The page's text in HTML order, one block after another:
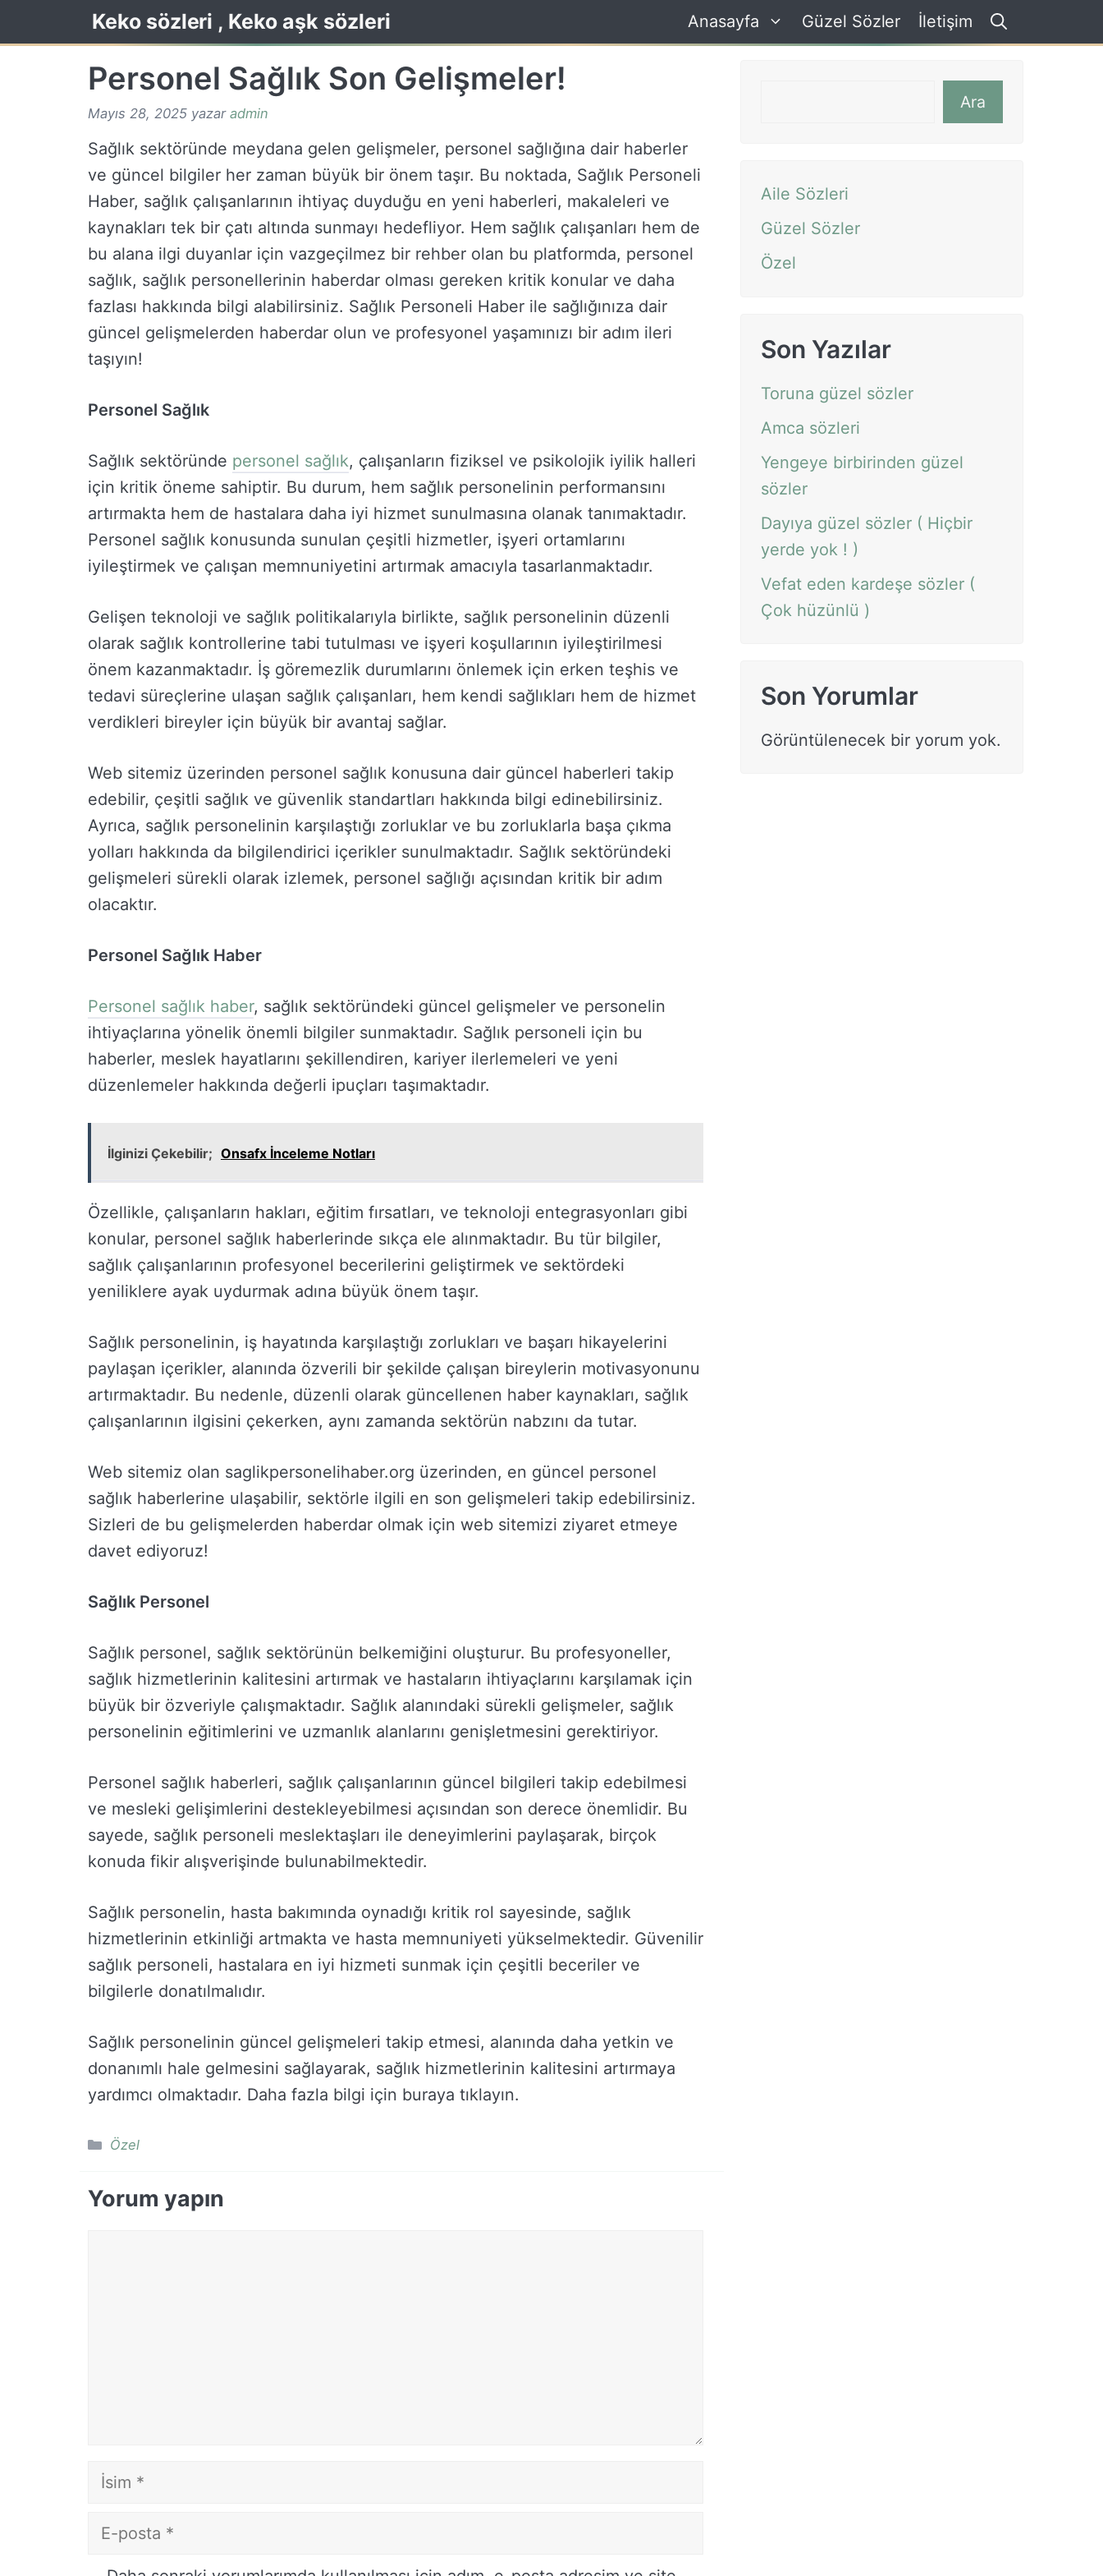
atla
Keko sözleri , Keko aşk sözleri Anasayfa Güzel Sözler İletişim
Personel Sağlık Son Gelişmeler!
Mayıs 28, 2025 yazar admin
Sağlık sektöründe meydana gelen gelişmeler, personel sağlığına dair haberler
ve güncel bilgiler her zaman büyük bir önem taşır. Bu noktada, Sağlık Personeli
Haber, sağlık çalışanlarının ihtiyaç duyduğu en yeni haberleri, makaleleri ve
kaynakları tek bir çatı altında sunmayı hedefliyor. Hem sağlık çalışanları hem de
bu alana ilgi duyanlar için vazgeçilmez bir rehber olan bu platformda, personel
sağlık, sağlık personellerinin haberdar olması gereken kritik konular ve daha
fazlası hakkında bilgi alabilirsiniz. Sağlık Personeli Haber ile sağlığınıza dair
güncel gelişmelerden haberdar olun ve profesyonel yaşamınızı bir adım ileri
taşıyın!
Personel Sağlık
Sağlık sektöründe personel sağlık, çalışanların fiziksel ve psikolojik iyilik halleri
için kritik öneme sahiptir. Bu durum, hem sağlık personelinin performansını
artırmakta hem de hastalara daha iyi hizmet sunulmasına olanak tanımaktadır.
Personel sağlık konusunda sunulan çeşitli hizmetler, işyeri ortamlarını
iyileştirmek ve çalışan memnuniyetini artırmak amacıyla tasarlanmaktadır.
Gelişen teknoloji ve sağlık politikalarıyla birlikte, sağlık personelinin düzenli
olarak sağlık kontrollerine tabi tutulması ve işyeri koşullarının iyileştirilmesi
önem kazanmaktadır. İş göremezlik durumlarını önlemek için erken teşhis ve
tedavi süreçlerine ulaşan sağlık çalışanları, hem kendi sağlıkları hem de hizmet
verdikleri bireyler için büyük bir avantaj sağlar.
Web sitemiz üzerinden personel sağlık konusuna dair güncel haberleri takip
edebilir, çeşitli sağlık ve güvenlik standartları hakkında bilgi edinebilirsiniz.
Ayrıca, sağlık personelinin karşılaştığı zorluklar ve bu zorluklarla başa çıkma
yolları hakkında da bilgilendirici içerikler sunulmaktadır. Sağlık sektöründeki
gelişmeleri sürekli olarak izlemek, personel sağlığı açısından kritik bir adım
olacaktır.
Personel Sağlık Haber
Personel sağlık haber, sağlık sektöründeki güncel gelişmeler ve personelin
ihtiyaçlarına yönelik önemli bilgiler sunmaktadır. Sağlık personeli için bu
haberler, meslek hayatlarını şekillendiren, kariyer ilerlemeleri ve yeni
düzenlemeler hakkında değerli ipuçları taşımaktadır.
İlginizi Çekebilir; Onsafx İnceleme Notları
Özellikle, çalışanların hakları, eğitim fırsatları, ve teknoloji entegrasyonları gibi
konular, personel sağlık haberlerinde sıkça ele alınmaktadır. Bu tür bilgiler,
sağlık çalışanlarının profesyonel becerilerini geliştirmek ve sektördeki
yeniliklere ayak uydurmak adına büyük önem taşır.
Sağlık personelinin, iş hayatında karşılaştığı zorlukları ve başarı hikayelerini
paylaşan içerikler, alanında özverili bir şekilde çalışan bireylerin motivasyonunu
artırmaktadır. Bu nedenle, düzenli olarak güncellenen haber kaynakları, sağlık
çalışanlarının ilgisini çekerken, aynı zamanda sektörün nabzını da tutar.
Web sitemiz olan saglikpersonelihaber.org üzerinden, en güncel personel
sağlık haberlerine ulaşabilir, sektörle ilgili en son gelişmeleri takip edebilirsiniz.
Sizleri de bu gelişmelerden haberdar olmak için web sitemizi ziyaret etmeye
davet ediyoruz!
Sağlık Personel
Sağlık personel, sağlık sektörünün belkemiğini oluşturur. Bu profesyoneller,
sağlık hizmetlerinin kalitesini artırmak ve hastaların ihtiyaçlarını karşılamak için
büyük bir özveriyle çalışmaktadır. Sağlık alanındaki sürekli gelişmeler, sağlık
personelinin eğitimlerini ve uzmanlık alanlarını genişletmesini gerektiriyor.
Personel sağlık haberleri, sağlık çalışanlarının güncel bilgileri takip edebilmesi
ve mesleki gelişimlerini destekleyebilmesi açısından son derece önemlidir. Bu
sayede, sağlık personeli meslektaşları ile deneyimlerini paylaşarak, birçok
konuda fikir alışverişinde bulunabilmektedir.
Sağlık personelin, hasta bakımında oynadığı kritik rol sayesinde, sağlık
hizmetlerinin etkinliği artmakta ve hasta memnuniyeti yükselmektedir. Güvenilir
sağlık personeli, hastalara en iyi hizmeti sunmak için çeşitli beceriler ve
bilgilerle donatılmalıdır.
Sağlık personelinin güncel gelişmeleri takip etmesi, alanında daha yetkin ve
donanımlı hale gelmesini sağlayarak, sağlık hizmetlerinin kalitesini artırmaya
yardımcı olmaktadır. Daha fazla bilgi için buraya tıklayın.
Kategoriler
Özel
Yorum yapın
İsim
E-
Ara
Aile Sözleri
Güzel Sözler
Özel
Son Yazılar
Toruna güzel sözler
Amca sözleri
Yengeye birbirinden güzel
sözler
Dayıya güzel sözler ( Hiçbir
yerde yok ! )
Vefat eden kardeşe sözler (
Çok hüzünlü )
Son Yorumlar
Görüntülenecek bir yorum yok.